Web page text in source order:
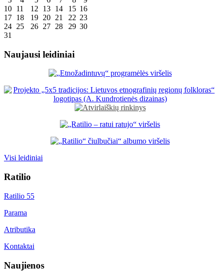
10 11 12 13 14 15 16
17 18 19 20 21 22 23
24 25 26 27 28 29 30
31
Naujausi leidiniai
Visi leidiniai
Ratilio
Ratilio 55
Parama
Atributika
Kontaktai
Naujienos